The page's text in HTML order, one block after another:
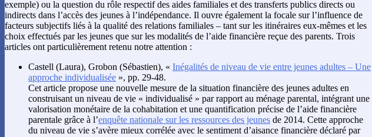
exemple) ou la question du rôle respectif des aides familiales et des transferts publics directs ou
indirects dans l’accès des jeunes à l’indépendance. Il ouvre également la focale sur l’influence de
facteurs subjectifs liés à la qualité des relations familiales – tant sur les itinéraires eux-mêmes et les
choix effectués par les jeunes que sur les modalités de l’aide financière reçue des parents. Trois
articles ont particulièrement retenu notre attention :
Castell (Laura), Grobon (Sébastien), « Inégalités de niveau de vie entre jeunes adultes – Une
approche individualisée », pp. 29-48.
Cet article propose une nouvelle mesure de la situation financière des jeunes adultes en
construisant un niveau de vie « individualisé » par rapport au ménage parental, intégrant une
valorisation monétaire de la cohabitation et une quantification précise de l’aide financière
parentale grâce à l’enquête nationale sur les ressources des jeunes de 2014. Cette approche
du niveau de vie s’avère mieux corrélée avec le sentiment d’aisance financière déclaré par